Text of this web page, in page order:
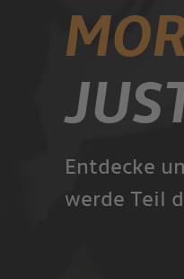
Entdecke
werde Teil